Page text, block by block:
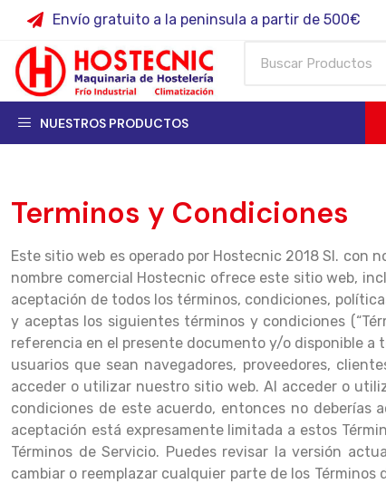
Envío gratuito a la peninsula a partir de 500€
NUESTROS PRODUCTOS
Terminos y Condiciones
Este sitio web es operado por Hostecnic 2018 Sl. con
nombre comercial Hostecnic ofrece este sitio web,
aceptación de todos los términos, condiciones,
y aceptas los siguientes términos y condiciones
referencia en el presente documento y/o disponible a
usuarios que sean navegadores, proveedores,
acceder o utilizar nuestro sitio web. Al acceder o
condiciones de este acuerdo, entonces no deberías
aceptación está expresamente limitada a estos
Términos de Servicio. Puedes revisar la versión
cambiar o reemplazar cualquier parte de los